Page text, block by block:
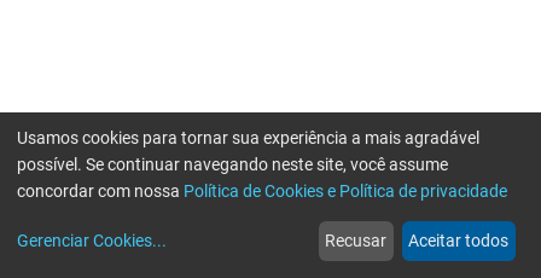
web
Notícias
more_horiz
Mais
Usamos cookies para tornar sua experiência a mais agradável
possível. Se continuar navegando neste site, você assume
concordar com nossa Política de Cookies e Política de privacidade
Gerenciar Cookies... Recusar Aceitar todos
Erro ao enviar informações, por favor tente novamente